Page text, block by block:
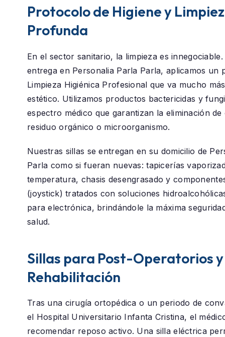
Protocolo de Higiene y
Profunda
En el sector sanitario, la limpieza es
entrega en Personalia Parla Parla, aplicamos un
Limpieza Higiénica Profesional que va mucho
estético. Utilizamos productos bactericidas y
espectro médico que garantizan la eliminación de
residuo orgánico o microorganismo.
Nuestras sillas se entregan en su domicilio de
Parla como si fueran nuevas: tapicerías
temperatura, chasis desengrasado y
(joystick) tratados con soluciones
para electrónica, brindándole la máxima
salud.
Sillas para Post-Operatorios y
Rehabilitación
Tras una cirugía ortopédica o un periodo de
el Hospital Universitario Infanta Cristina, el
recomendar reposo activo. Una silla eléctrica